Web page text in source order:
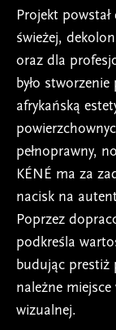
Projekt
świeżej,
oraz dla
było
afrykańską
pełnoprawny,
KÉNÉ ma za
nacisk na
Poprzez
podkreśla
budując prestiż
należne
wizualnej.